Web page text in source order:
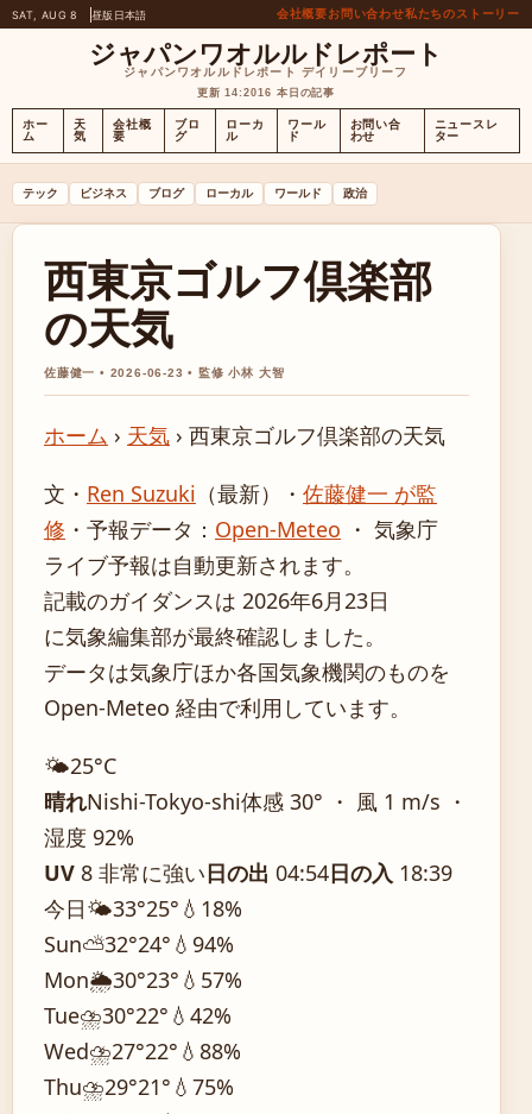
SAT, AUG 8 昼版 日本語 会社概要お問い合わせ私たちのストーリー
ジャパンワオルルドレポート
ジャパンワオルルドレポート デイリーブリーフ
更新 14:2016 本日の記事
ホー
ム
天
気
会社概
要
ブロ
グ
ローカ
ル
ワール
ド
お問い合
わせ
ニュースレ
ター
テック ビジネス ブログ ローカル ワールド 政治
西東京ゴルフ倶楽部
の天気
佐藤健一 • 2026-06-23 • 監修 小林 大智
ホーム › 天気 › 西東京ゴルフ倶楽部の天気
文・ Ren Suzuki （最新） ・ 佐藤健一 が監
修 ・ 予報データ： Open-Meteo ・ 気象庁
ライブ予報は自動更新されます。
記載のガイダンスは 2026年6月23日
に気象編集部が最終確認しました。
データは気象庁ほか各国気象機関のものを
Open-Meteo 経由で利用しています。
🌤️25°C
晴れNishi-Tokyo-shi体感 30° ・ 風 1 m/s ・
湿度 92%
UV 8 非常に強い日の出 04:54日の入 18:39
今日🌤️33°25° 💧18%
Sun⛅32°24° 💧94%
Mon🌦️30°23° 💧57%
Tue⛈️30°22° 💧42%
Wed⛈️27°22° 💧88%
Thu⛈️29°21° 💧75%